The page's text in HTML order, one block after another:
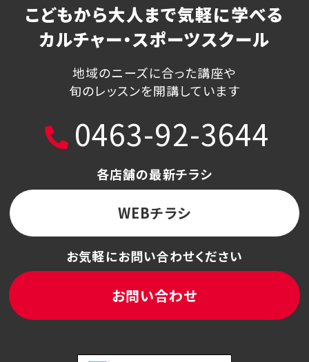
こどもから大人まで気軽に学べる
カルチャー・スポーツスクール
地域のニーズに合った講座や
旬のレッスンを開講しています
0463-92-3644
各店舗の最新チラシ
WEBチラシ
お気軽にお問い合わせください
お問い合わせ